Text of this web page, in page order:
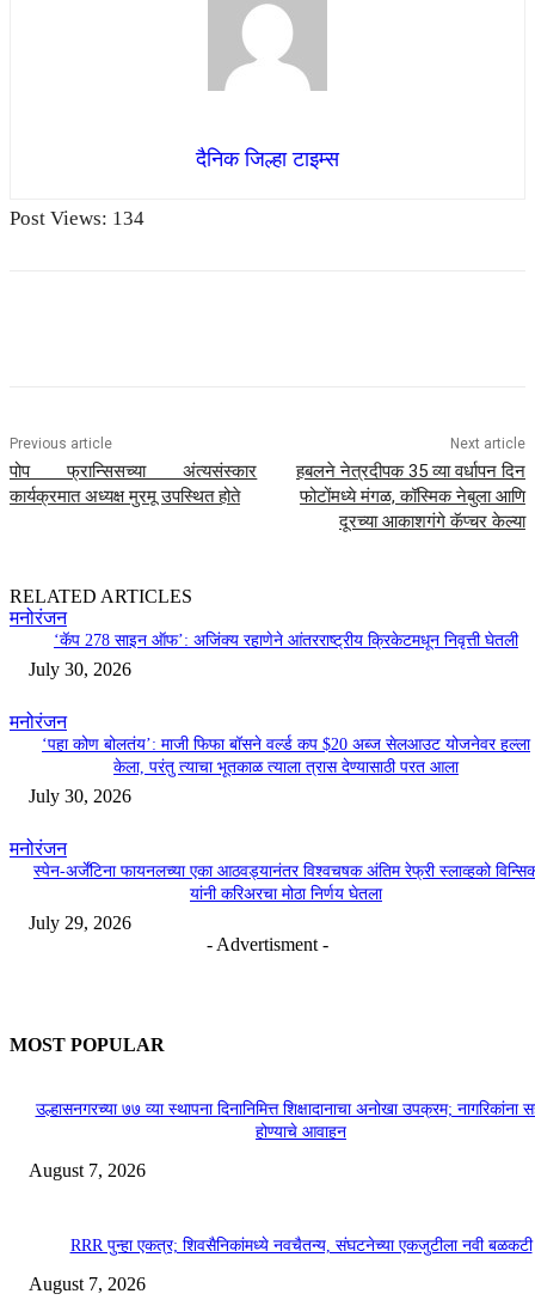
दैनिक जिल्हा टाइम्स
Post Views: 134
Previous article
पोप फ्रान्सिसच्या अंत्यसंस्कार
कार्यक्रमात अध्यक्ष मुरमू उपस्थित होते
Next article
हबलने नेत्रदीपक 35 व्या वर्धापन दिन
फोटोंमध्ये मंगळ, कॉस्मिक नेबुला आणि
दूरच्या आकाशगंगे कॅप्चर केल्या
RELATED ARTICLES
मनोरंजन
‘कॅप 278 साइन ऑफ’: अजिंक्य रहाणेने आंतरराष्ट्रीय क्रिकेटमधून निवृत्ती घेतली
July 30, 2026
मनोरंजन
‘पहा कोण बोलतंय’: माजी फिफा बॉसने वर्ल्ड कप $20 अब्ज सेलआउट योजनेवर हल्ला
केला, परंतु त्याचा भूतकाळ त्याला त्रास देण्यासाठी परत आला
July 30, 2026
मनोरंजन
स्पेन-अर्जेंटिना फायनलच्या एका आठवड्यानंतर विश्वचषक अंतिम रेफ्री स्लाव्हको
यांनी करिअरचा मोठा निर्णय घेतला
July 29, 2026
- Advertisment -
MOST POPULAR
उल्हासनगरच्या ७७ व्या स्थापना दिनानिमित्त शिक्षादानाचा अनोखा उपक्रम; नागरिकांना
होण्याचे आवाहन
August 7, 2026
RRR पुन्हा एकत्र; शिवसैनिकांमध्ये नवचैतन्य, संघटनेच्या एकजुटीला नवी बळकटी
August 7, 2026